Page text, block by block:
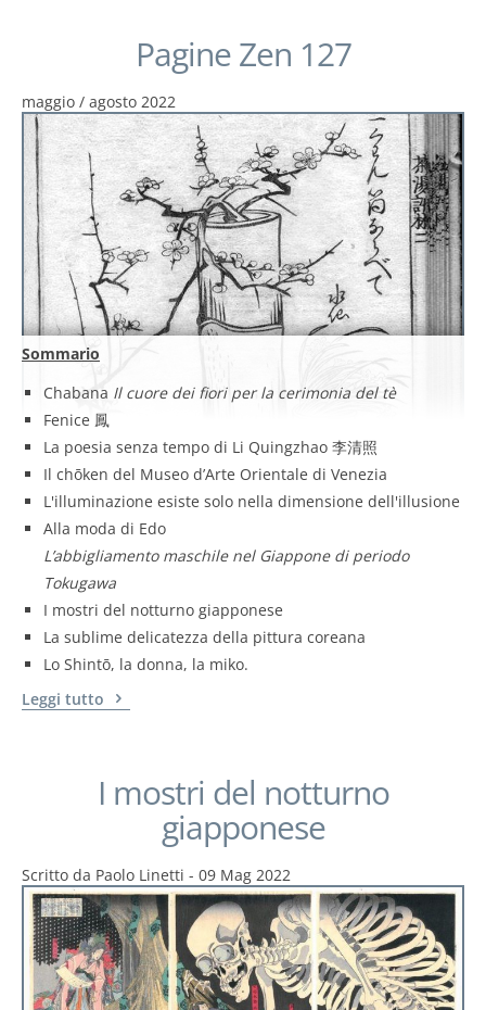
Pagine Zen 127
maggio / agosto 2022
Sommario
Chabana Il cuore dei fiori per la cerimonia del tè
Fenice 鳳
La poesia senza tempo di Li Quingzhao 李清照
Il chōken del Museo d’Arte Orientale di Venezia
L'illuminazione esiste solo nella dimensione dell'illusione
Alla moda di Edo
L’abbigliamento maschile nel Giappone di periodo
Tokugawa
I mostri del notturno giapponese
La sublime delicatezza della pittura coreana
Lo Shintō, la donna, la miko.
Leggi tutto
I mostri del notturno
giapponese
Scritto da Paolo Linetti - 09 Mag 2022